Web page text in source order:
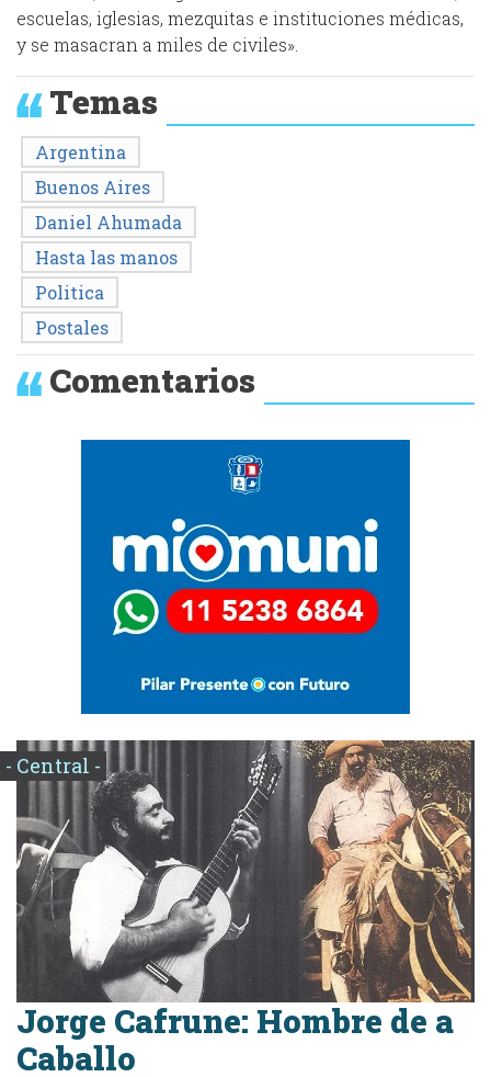
escuelas, iglesias, mezquitas e instituciones médicas,
y se masacran a miles de civiles».
Temas
Argentina
Buenos Aires
Daniel Ahumada
Hasta las manos
Politica
Postales
Comentarios
- Central -
Jorge Cafrune: Hombre de a
Caballo